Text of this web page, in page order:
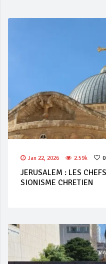
Jan 22, 2026 2.59k 0
JERUSALEM : LES
SIONISME CHRETIEN